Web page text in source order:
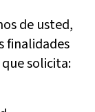
de usted,
finalidades
solicita: